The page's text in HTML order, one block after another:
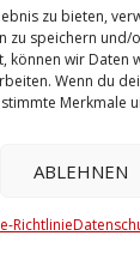
zu bieten,
zu speichern
können wir Daten
Wenn du
Merkmale
ABLEHNEN
Richtlinie